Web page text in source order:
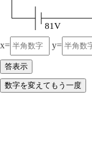
81V
x= y=
答表示
数字を変えてもう一度